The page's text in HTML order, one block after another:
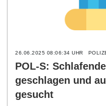
26.06.2025 08:06:34 UHR
POL-S:
geschlagen und
gesucht